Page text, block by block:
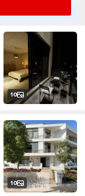
10
10